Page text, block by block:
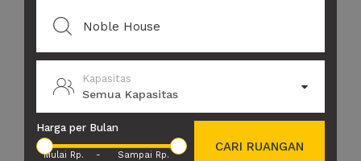
Kapasitas
Semua Kapasitas
Harga per Bulan
Mulai Rp.
-
Sampai Rp.
CARI RUANGAN